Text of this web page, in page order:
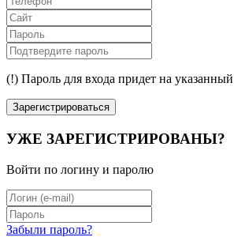
(!) Пароль для входа придет на
Зарегистрироваться
УЖЕ ЗАРЕГИСТРИРОВАНЫ?
Войти по логину и паролю
Забыли пароль?